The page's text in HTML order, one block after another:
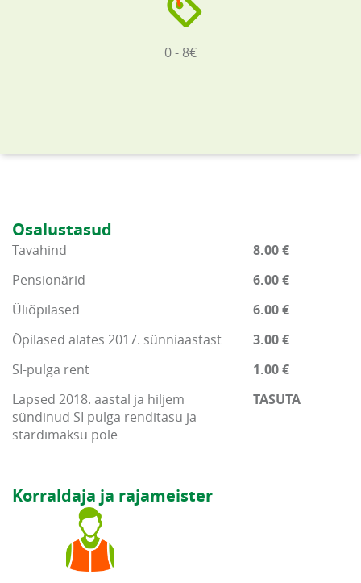
0 - 8€
Osalustasud
Tavahind
8.00 €
Pensionärid
6.00 €
Üliõpilased
6.00 €
Õpilased alates 2017. sünniaastast
3.00 €
SI-pulga rent
1.00 €
Lapsed 2018. aastal ja hiljem
sündinud SI pulga renditasu ja
stardimaksu pole
TASUTA
Korraldaja ja rajameister